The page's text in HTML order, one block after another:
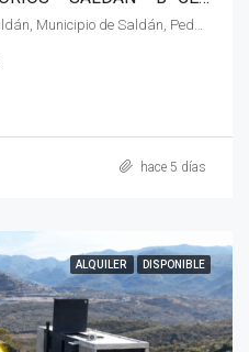
José Acastelli, Saldán Centro, Saldán, Municipio de Saldán, Pedanía Calera Norte, Departamento Colón, Córdoba, X5149, Argentina
hace 5 días
ALQUILER DISPONIBLE